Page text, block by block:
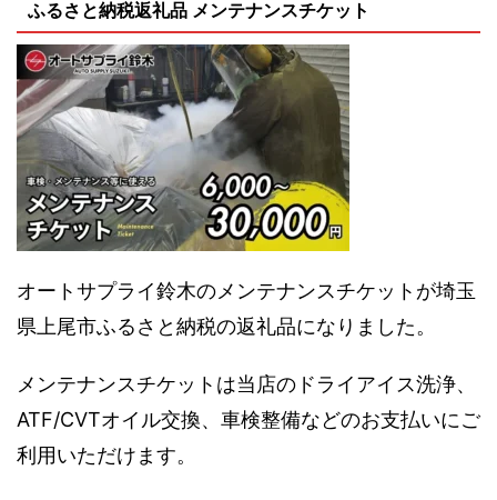
ふるさと納税返礼品 メンテナンスチケット
オートサプライ鈴木のメンテナンスチケットが埼玉
県上尾市ふるさと納税の返礼品になりました。
メンテナンスチケットは当店のドライアイス洗浄、
ATF/CVTオイル交換、車検整備などのお支払いにご
利用いただけます。